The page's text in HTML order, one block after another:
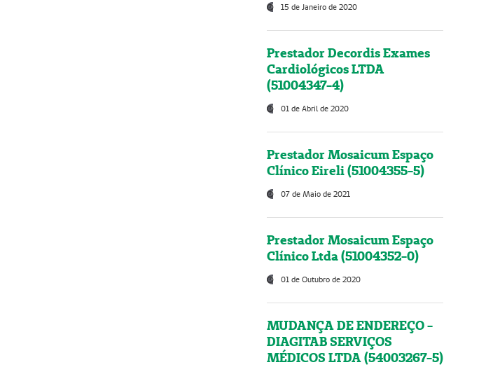
15 de Janeiro de 2020
Prestador Decordis Exames
Cardiológicos LTDA
(51004347-4)
01 de Abril de 2020
Prestador Mosaicum Espaço
Clínico Eireli (51004355-5)
07 de Maio de 2021
Prestador Mosaicum Espaço
Clínico Ltda (51004352-0)
01 de Outubro de 2020
MUDANÇA DE ENDEREÇO -
DIAGITAB SERVIÇOS
MÉDICOS LTDA (54003267-5)